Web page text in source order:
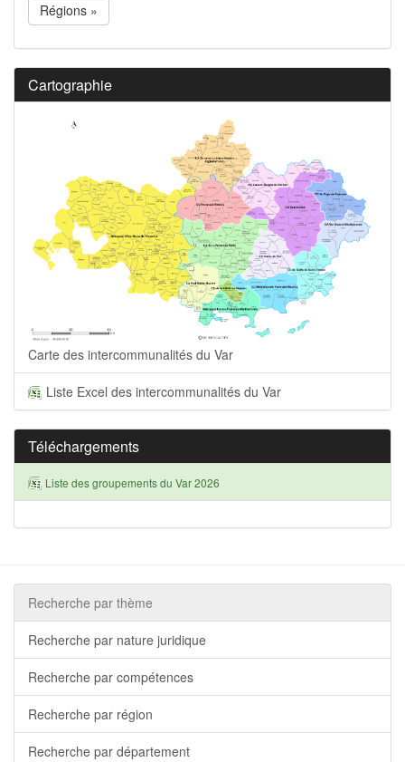
Régions »
Cartographie
Carte des intercommunalités du Var
Liste Excel des intercommunalités du Var
Téléchargements
Liste des groupements du Var 2026
Recherche par thème
Recherche par nature juridique
Recherche par compétences
Recherche par région
Recherche par département